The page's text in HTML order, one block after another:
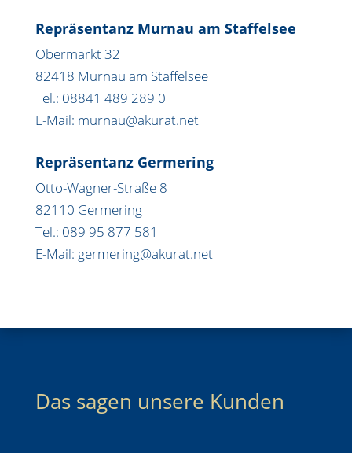
Repräsentanz Murnau am Staffelsee
Obermarkt 32
82418 Murnau am Staffelsee
Tel.: 08841 489 289 0
E-Mail: murnau@akurat.net
Repräsentanz Germering
Otto-Wagner-Straße 8
82110 Germering
Tel.: 089 95 877 581
E-Mail: germering@akurat.net
Das sagen unsere Kunden